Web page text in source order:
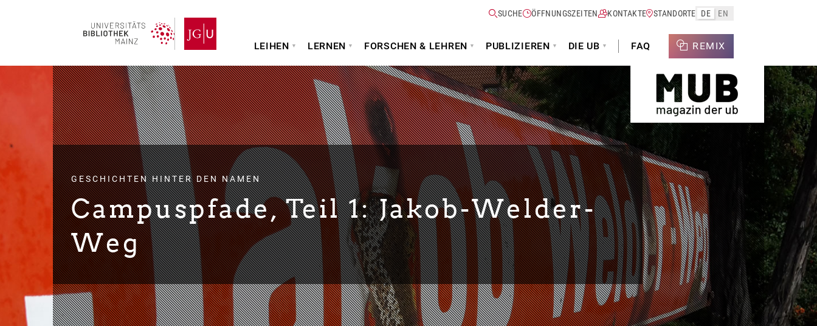
SUCHE ÖFFNUNGSZEITEN KONTAKTE STANDORTE DE EN
LEIHEN LERNEN FORSCHEN & LEHREN PUBLIZIEREN DIE UB FAQ REMIX
GESCHICHTEN HINTER DEN NAMEN
Campuspfade, Teil 1: Jakob-Welder-
Weg